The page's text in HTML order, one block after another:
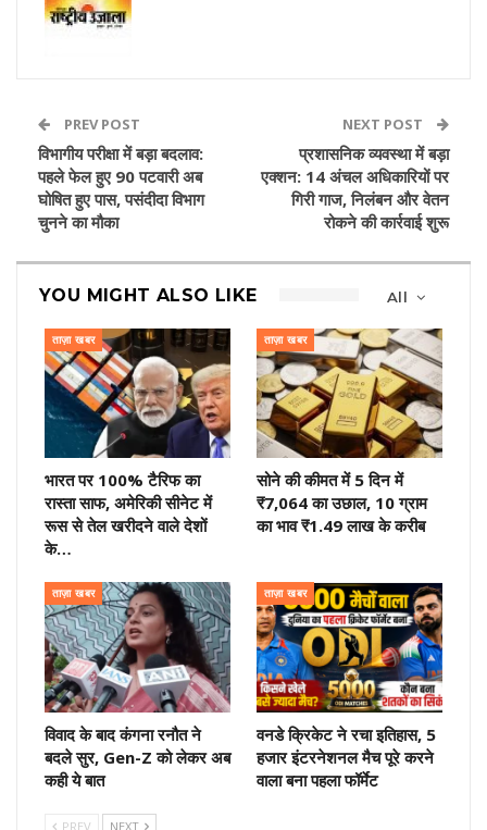
PREV POST
विभागीय परीक्षा में बड़ा बदलाव:
पहले फेल हुए 90 पटवारी अब
घोषित हुए पास, पसंदीदा विभाग
चुनने का मौका
NEXT POST
प्रशासनिक व्यवस्था में बड़ा
एक्शन: 14 अंचल अधिकारियों पर
गिरी गाज, निलंबन और वेतन
रोकने की कार्रवाई शुरू
All
YOU MIGHT ALSO LIKE
ताज़ा खबर
भारत पर 100% टैरिफ का
रास्ता साफ, अमेरिकी सीनेट में
रूस से तेल खरीदने वाले देशों
के…
ताज़ा खबर
सोने की कीमत में 5 दिन में
₹7,064 का उछाल, 10 ग्राम
का भाव ₹1.49 लाख के करीब
ताज़ा खबर
विवाद के बाद कंगना रनौत ने
बदले सुर, Gen-Z को लेकर अब
कही ये बात
ताज़ा खबर
वनडे क्रिकेट ने रचा इतिहास, 5
हजार इंटरनेशनल मैच पूरे करने
वाला बना पहला फॉर्मेट
PREV NEXT